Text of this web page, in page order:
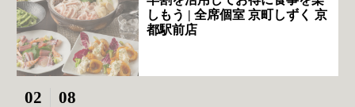
しもう | 全席個室 京町しずく 京
都駅前店
02 08